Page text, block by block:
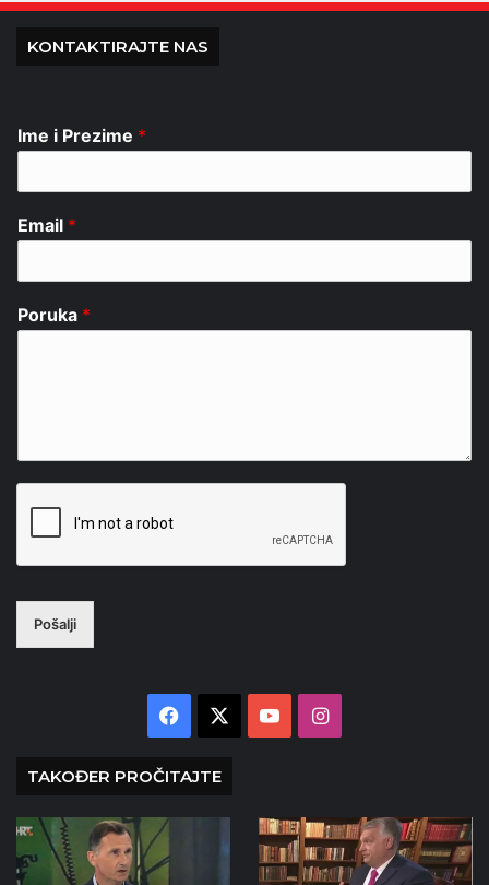
KONTAKTIRAJTE NAS
Ime i Prezime *
Email *
Poruka *
Pošalji
Facebook YouTubeInstagram
TAKOĐER PROČITAJTE